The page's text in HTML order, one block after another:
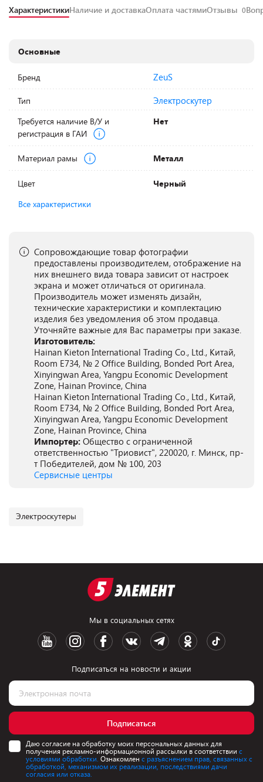
ХарактеристикиНаличие и доставкаОплата частямиОтзывы 0
Основные
Бренд ZeuS
Тип Электроскутер
Требуется наличие В/У и
регистрация в ГАИ
Нет
Материал рамы Металл
Цвет
Черный
Все характеристики
Сопровождающие товар фотографии
предоставлены производителем, отображение на
них внешнего вида товара зависит от настроек
экрана и может отличаться от оригинала.
Производитель может изменять дизайн,
технические характеристики и комплектацию
изделия без уведомления об этом продавца.
Уточняйте важные для Вас параметры при заказе.
Изготовитель:
Hainan Kieton International Trading Co., Ltd., Китай,
Room E734, № 2 Office Building, Bonded Port Area,
Xinyingwan Area, Yangpu Economic Development
Zone, Hainan Province, China
Hainan Kieton International Trading Co., Ltd., Китай,
Room E734, № 2 Office Building, Bonded Port Area,
Xinyingwan Area, Yangpu Economic Development
Zone, Hainan Province, China
Импортер: Общество с ограниченной
ответственностью "Триовист", 220020, г. Минск, пр-
т Победителей, дом № 100, 203
Сервисные центры
Электроскутеры
Мы в социальных сетях
Подписаться на новости и акции
Подписаться
Даю согласие на обработку моих персональных данных для
получения рекламно-информационной рассылки в соответствии с
условиями обработки. Ознакомлен с разъяснением прав, связанных с
обработкой, механизмом их реализации, последствиями дачи
согласия или отказа.